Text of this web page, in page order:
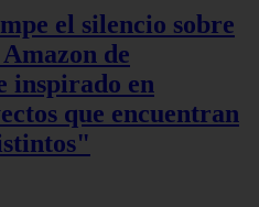
el silencio sobre
de
en
que encuentran